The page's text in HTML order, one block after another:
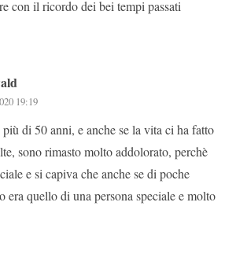
con il ricordo dei bei tempi passati
19:19
di 50 anni, e anche se la vita ci ha fatto
sono rimasto molto addolorato, perchè
e si capiva che anche se di poche
era quello di una persona speciale e molto